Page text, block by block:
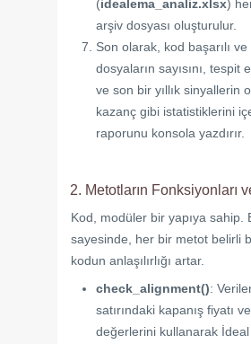
(idealema_analiz.xlsx)
arşiv dosyası oluşturulur.
Son olarak, kod başarılı ve
dosyaların sayısını, tespit
ve son bir yıllık sinyallerin
kazanç gibi istatistiklerini
raporunu konsola yazdırır.
2. Metotların Fonksiyonları
Kod, modüler bir yapıya sahip.
sayesinde, her bir metot belirli
kodun anlaşılırlığı artar.
check_alignment():
satırındaki kapanış fiyatı
değerlerini kullanarak